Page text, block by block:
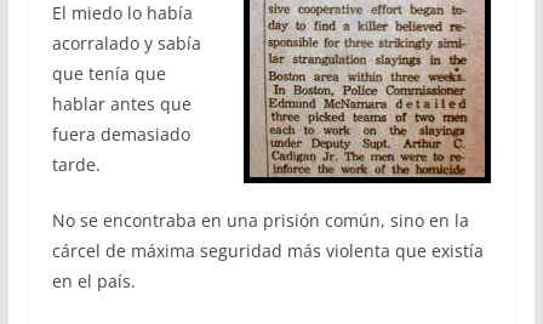
El miedo lo había
acorralado y sabía
que tenía que
hablar antes que
fuera demasiado
tarde.
No se encontraba en una prisión común, sino en la
cárcel de máxima seguridad más violenta que existía
en el país.